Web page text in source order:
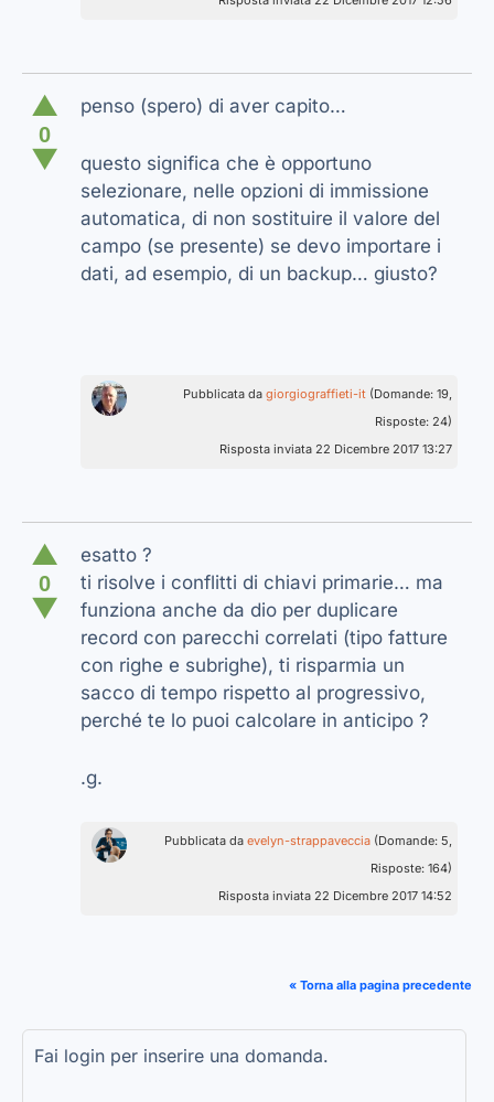
▲
0
▼
penso (spero) di aver capito…
questo significa che è opportuno
selezionare, nelle opzioni di immissione
automatica, di non sostituire il valore del
campo (se presente) se devo importare i
dati, ad esempio, di un backup… giusto?
Pubblicata da giorgiograffieti-it (Domande: 19,
Risposte: 24)
Risposta inviata 22 Dicembre 2017 13:27
▲
0
▼
esatto ?
ti risolve i conflitti di chiavi primarie… ma
funziona anche da dio per duplicare
record con parecchi correlati (tipo fatture
con righe e subrighe), ti risparmia un
sacco di tempo rispetto al progressivo,
perché te lo puoi calcolare in anticipo ?
.g.
Pubblicata da evelyn-strappaveccia (Domande: 5,
Risposte: 164)
Risposta inviata 22 Dicembre 2017 14:52
« Torna alla pagina precedente
Fai login per inserire una domanda.